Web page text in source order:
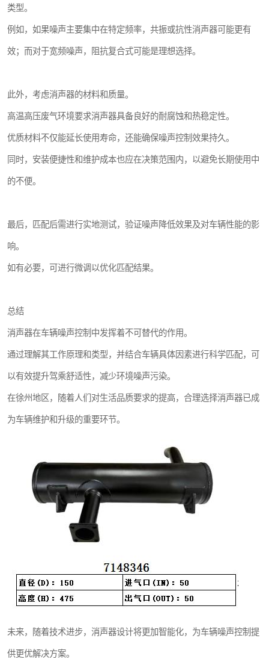
类型。
例如，如果噪声主要集中在特定频率，共振或抗性消声器可能更有
效；而对于宽频噪声，阻抗复合式可能是理想选择。
此外，考虑消声器的材料和质量。
高温高压废气环境要求消声器具备良好的耐腐蚀和热稳定性。
优质材料不仅能延长使用寿命，还能确保噪声控制效果持久。
同时，安装便捷性和维护成本也应在决策范围内，以避免长期使用中
的不便。
最后，匹配后需进行实地测试，验证噪声降低效果及对车辆性能的影
响。
如有必要，可进行微调以优化匹配结果。
总结
消声器在车辆噪声控制中发挥着不可替代的作用。
通过理解其工作原理和类型，并结合车辆具体因素进行科学匹配，可
以有效提升驾乘舒适性，减少环境噪声污染。
在徐州地区，随着人们对生活品质要求的提高，合理选择消声器已成
为车辆维护和升级的重要环节。
未来，随着技术进步，消声器设计将更加智能化，为车辆噪声控制提
供更优解决方案。